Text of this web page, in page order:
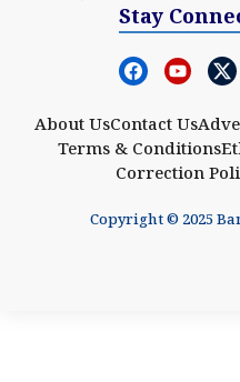
Stay
About UsContact Us
Terms & Conditions
Correction
Copyright © 2025